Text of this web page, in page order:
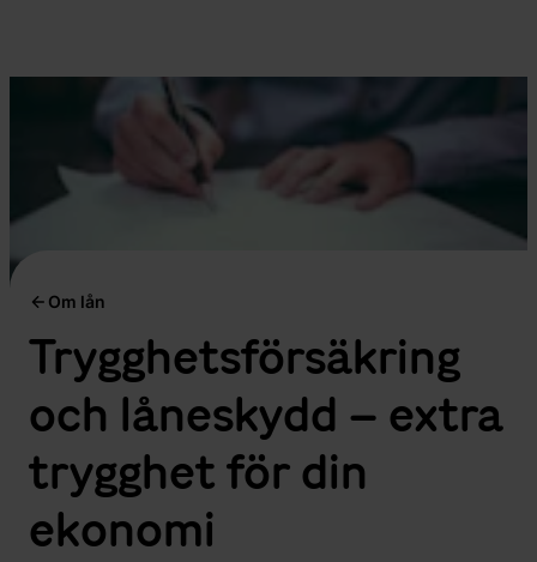
Om lån
Trygghetsförsäkring
och låneskydd – extra
trygghet för din
ekonomi